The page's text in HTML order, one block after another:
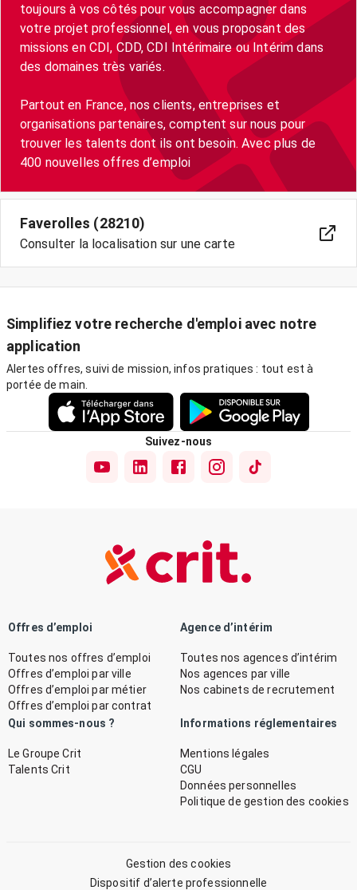
toujours à vos côtés pour vous accompagner dans
votre projet professionnel, en vous proposant des
missions en CDI, CDD, CDI Intérimaire ou Intérim dans
des domaines très variés.
Partout en France, nos clients, entreprises et
organisations partenaires, comptent sur nous pour
trouver les talents dont ils ont besoin. Avec plus de
400 nouvelles offres d’emploi
Faverolles (28210)
Consulter la localisation sur une carte
Simplifiez votre recherche d'emploi avec notre
application
Alertes offres, suivi de mission, infos pratiques : tout est à
portée de main.
Suivez-nous
Offres d’emploi
Toutes nos offres d’emploi
Offres d’emploi par ville
Offres d’emploi par métier
Offres d’emploi par contrat
Agence d’intérim
Toutes nos agences d’intérim
Nos agences par ville
Nos cabinets de recrutement
Qui sommes-nous ?
Le Groupe Crit
Talents Crit
Informations réglementaires
Mentions légales
CGU
Données personnelles
Politique de gestion des cookies
Gestion des cookies
Dispositif d’alerte professionnelle